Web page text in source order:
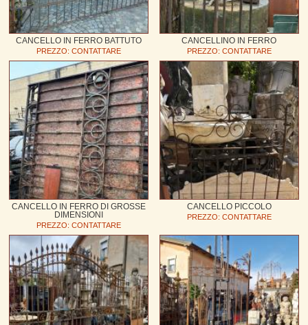
CANCELLO IN FERRO BATTUTO
PREZZO: CONTATTARE
CANCELLINO IN FERRO
PREZZO: CONTATTARE
CANCELLO IN FERRO DI GROSSE
DIMENSIONI
PREZZO: CONTATTARE
CANCELLO PICCOLO
PREZZO: CONTATTARE